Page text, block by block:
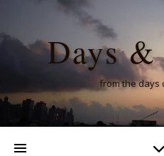
Days &
from the days